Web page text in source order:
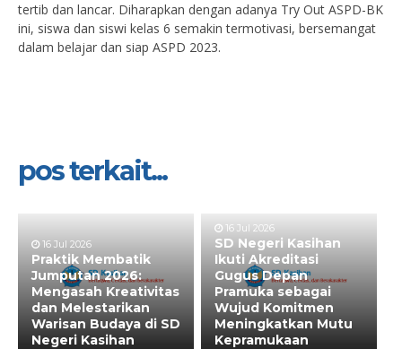
tertib dan lancar. Diharapkan dengan adanya Try Out ASPD-BK
ini, siswa dan siswi kelas 6 semakin termotivasi, bersemangat
dalam belajar dan siap ASPD 2023.
pos terkait...
16 Jul 2026
Praktik Membatik
Jumputan 2026:
Mengasah Kreativitas
dan Melestarikan
Warisan Budaya di SD
Negeri Kasihan
16 Jul 2026
SD Negeri Kasihan
Ikuti Akreditasi
Gugus Depan
Pramuka sebagai
Wujud Komitmen
Meningkatkan Mutu
Kepramukaan